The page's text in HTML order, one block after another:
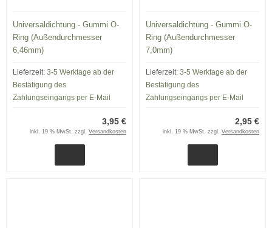
Universaldichtung - Gummi O-
Ring (Außendurchmesser
6,46mm)
Lieferzeit: 3-5 Werktage ab der
Bestätigung des
Zahlungseingangs per E-Mail
3,95 €
inkl. 19 % MwSt. zzgl. Versandkosten
Universaldichtung - Gummi O-
Ring (Außendurchmesser
7,0mm)
Lieferzeit: 3-5 Werktage ab der
Bestätigung des
Zahlungseingangs per E-Mail
2,95 €
inkl. 19 % MwSt. zzgl. Versandkosten